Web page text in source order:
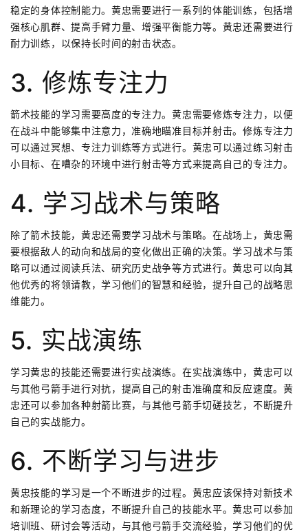
稳定的身体控制能力。黄忠需要进行一系列的体能训练，包括增
强核心肌群、提高手臂力量、增强平衡能力等。黄忠还需要进行
耐力训练，以保持长时间的射击状态。
3. 修炼专注力
箭术技能的学习需要高度的专注力。黄忠需要修炼专注力，以便
在战斗中能够集中注意力，准确地瞄准目标并射击。修炼专注力
可以通过冥想、专注力训练等方式进行。黄忠可以通过练习射击
小目标、在嘈杂的环境中进行射击等方式来提高自己的专注力。
4. 学习战术与策略
除了箭术技能，黄忠还需要学习战术与策略。在战场上，黄忠需
要根据敌人的动向和战局的变化做出正确的决策。学习战术与策
略可以通过阅读兵法、研究历史战争等方式进行。黄忠可以向其
他优秀的将领请教，学习他们的智慧和经验，提升自己的战略思
维能力。
5. 实战演练
学习黄忠的技能还需要进行实战演练。在实战演练中，黄忠可以
与其他弓箭手进行对抗，提高自己的射击准确度和反应速度。黄
忠还可以参加各种射箭比赛，与其他弓箭手切磋技艺，不断提升
自己的实战能力。
6. 不断学习与进步
黄忠技能的学习是一个不断进步的过程。黄忠应该保持对新技术
和新理论的学习态度，不断提升自己的技能水平。黄忠可以参加
培训班、研讨会等活动，与其他弓箭手交流经验，学习他们的优